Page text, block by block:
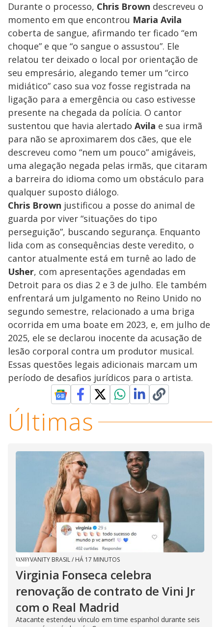
Durante o processo, Chris Brown descreveu o
momento em que encontrou Maria Avila
coberta de sangue, afirmando ter ficado “em
choque” e que “o sangue o assustou”. Ele
relatou ter deixado o local por orientação de
seu empresário, alegando temer um “circo
midiático” caso sua voz fosse registrada na
ligação para a emergência ou caso estivesse
presente na chegada da polícia. O cantor
sustentou que havia alertado Avila e sua irmã
para não se aproximarem dos cães, que ele
descreveu como “nem um pouco” amigáveis,
uma alegação negada pelas irmãs, que citaram
a barreira do idioma como um obstáculo para
qualquer suposto diálogo.
Chris Brown justificou a posse do animal de
guarda por viver “situações do tipo
perseguição”, buscando segurança. Enquanto
lida com as consequências deste veredito, o
cantor atualmente está em turnê ao lado de
Usher, com apresentações agendadas em
Detroit para os dias 2 e 3 de julho. Ele também
enfrentará um julgamento no Reino Unido no
segundo semestre, relacionado a uma briga
ocorrida em uma boate em 2023, e, em julho de
2025, ele se declarou inocente da acusação de
lesão corporal contra um produtor musical.
Essas questões legais adicionais marcam um
período de desafios jurídicos para o artista.
Últimas
VANITY BRASIL/ HÁ 17 MINUTOS
Virginia Fonseca celebra
renovação de contrato de Vini Jr
com o Real Madrid
Atacante estendeu vínculo em time espanhol durante seis